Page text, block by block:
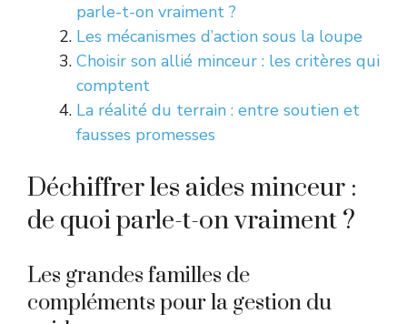
parle-t-on vraiment ?
Les mécanismes d’action sous la loupe
Choisir son allié minceur : les critères qui
comptent
La réalité du terrain : entre soutien et
fausses promesses
Déchiffrer les aides minceur :
de quoi parle-t-on vraiment ?
Les grandes familles de
compléments pour la gestion du